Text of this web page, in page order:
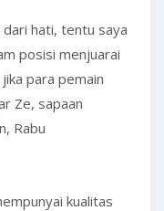
hati, tentu saya
posisi menjuarai
para pemain
Ze, sapaan
Rabu
kualitas